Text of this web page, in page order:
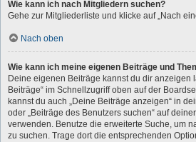
Wie kann ich nach Mitgliedern suchen?
Gehe zur Mitgliederliste und klicke auf „Nach
Nach oben
Wie kann ich meine eigenen Beiträge und
Deine eigenen Beiträge kannst du dir anzeigen
Beiträge“ im Schnellzugriff oben auf der
kannst du auch „Deine Beiträge anzeigen“ in
oder „Beiträge des Benutzers suchen“ auf
verwenden. Benutze die erweiterte Suche, um
zu suchen. Trage dort die entsprechenden